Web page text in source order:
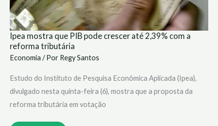
Ipea mostra que PIB pode crescer até 2,39% com a
reforma tributária
Economia / Por Regy Santos
Estudo do Instituto de Pesquisa Econômica Aplicada (Ipea),
divulgado nesta quinta-feira (6), mostra que a proposta da
reforma tributária em votação